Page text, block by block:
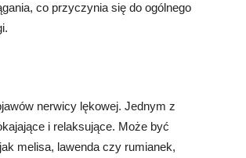
co przyczynia się do ogólnego
nerwicy lękowej. Jednym z
i relaksujące. Może być
melisa, lawenda czy rumianek,